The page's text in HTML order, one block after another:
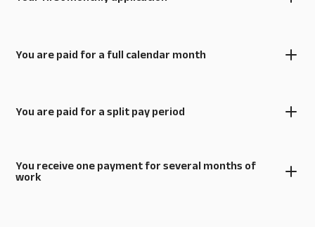
You are paid for a full calendar month
You are paid for a split pay period
You receive one payment for several months of
work